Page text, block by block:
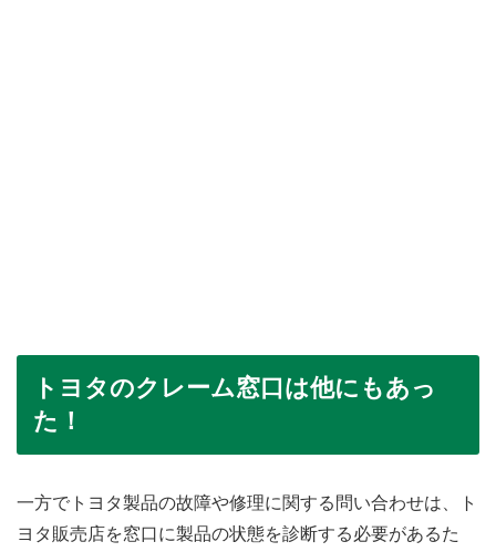
トヨタのクレーム窓口は他にもあっ
た！
一方でトヨタ製品の故障や修理に関する問い合わせは、ト
ヨタ販売店を窓口に製品の状態を診断する必要があるた